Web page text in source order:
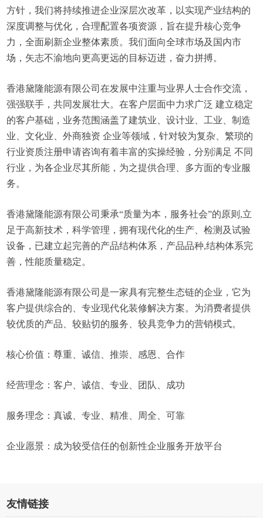
方针，我们将持续推进企业深层次改革，以实现产业结构的
深度调整与优化，合理配置各项资源，旨在提升核心竞争
力，全面刷新企业整体素质。我们面向全球市场及国内市
场，矢志不渝地向更高更远的目标迈进，奋力拼搏。
香港黛隆能源有限公司在发展中注重与业界人士合作交流，
强强联手，共同发展壮大。在客户层面中力求广泛 建立稳定
的客户基础，业务范围涵盖了建筑业、设计业、工业、制造
业、文化业、外商独资 企业等领域，针对较为复杂、繁琐的
行业资质注册申请咨询有着丰富的实操经验，分别满足 不同
行业，为各企业尽其所能，为之提供合理、多方面的专业服
务。
香港黛隆能源有限公司秉承“质量为本，服务社会”的原则,立
足于高新技术，科学管理，拥有现代化的生产、检测及试验
设备，已建立起完善的产品结构体系，产品品种,结构体系完
善，性能质量稳定。
香港黛隆能源有限公司是一家具有完整生态链的企业，它为
客户提供综合的、专业现代化装修解决方案。为消费者提供
较优质的产品、较贴切的服务、较具竞争力的营销模式。
核心价值：尊重、诚信、推崇、感恩、合作
经营理念：客户、诚信、专业、团队、成功
服务理念：真诚、专业、精准、周全、可靠
企业愿景：成为较受信任的创新性企业服务开放平台
友情链接